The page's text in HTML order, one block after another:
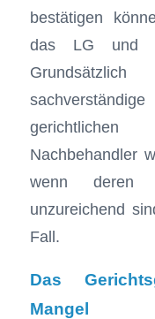
bestätigen
das LG und
gerichtlichen
Nachbehandler
wenn deren
unzureichend
Fall.
Das
Mangel